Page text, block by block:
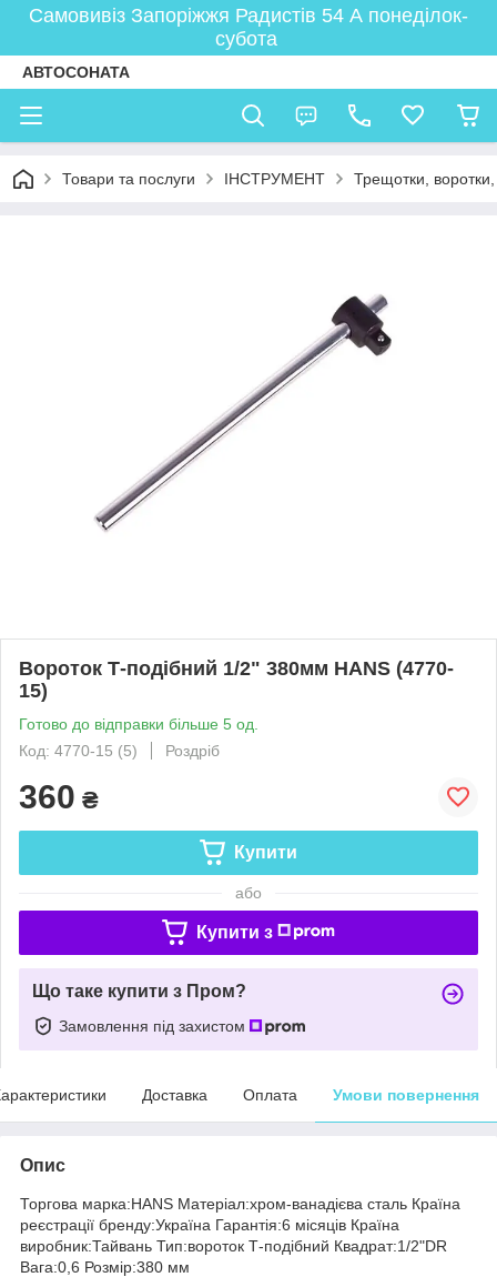
Самовивіз Запоріжжя Радистів 54 А понеділок-
субота
АВТОСОНАТА
Товари та послуги ІНСТРУМЕНТ Трещотки, воротки,
Вороток Т-подібний 1/2" 380мм HANS (4770-
15)
Готово до відправки більше 5 од.
Код: 4770-15 (5)
Роздріб
360 ₴
Купити
або
Купити з
Що таке купити з Пром?
Замовлення під захистом
Доставка Оплата Умови повернення
Опис
Торгова марка:HANS Матеріал:хром-ванадієва сталь Країна
реєстрації бренду:Україна Гарантія:6 місяців Країна
виробник:Тайвань Тип:вороток Т-подібний Квадрат:1/2"DR
Вага:0,6 Розмір:380 мм